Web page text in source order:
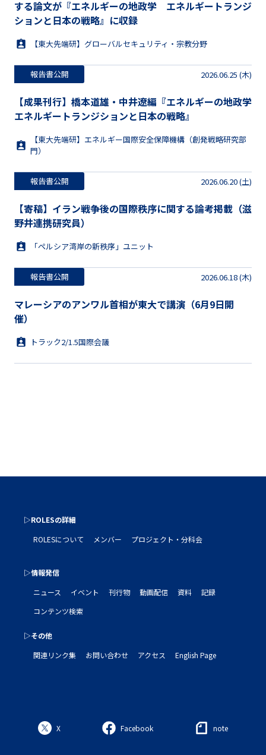
する論文が『エネルギーの地政学 エネルギートランジ
ションと日本の戦略』に収録
【東大先端研】グローバルセキュリティ・宗教分野
報告書公開 2026.06.25 (木)
【成果刊行】橋本道雄・中井遼編『エネルギーの地政学
エネルギートランジションと日本の戦略』
【東大先端研】エネルギー国際安全保障機構（創発戦略研究部
門）
報告書公開 2026.06.20 (土)
【寄稿】イラン戦争後の国際秩序に関する論考掲載（滋
野井連携研究員）
「ペルシア湾岸の新秩序」ユニット
報告書公開 2026.06.18 (木)
マレーシアのアンワル首相が東大で講演（6月9日開
催）
トラック2/1.5国際会議
▷ROLESの詳細
ROLESについて
メンバー プロジェクト・分科会
▷情報発信
ニュース
イベント 刊行物 動画配信 資料
記録
コンテンツ検索
▷その他
関連リンク集
お問い合わせ アクセス English Page
X Facebook note